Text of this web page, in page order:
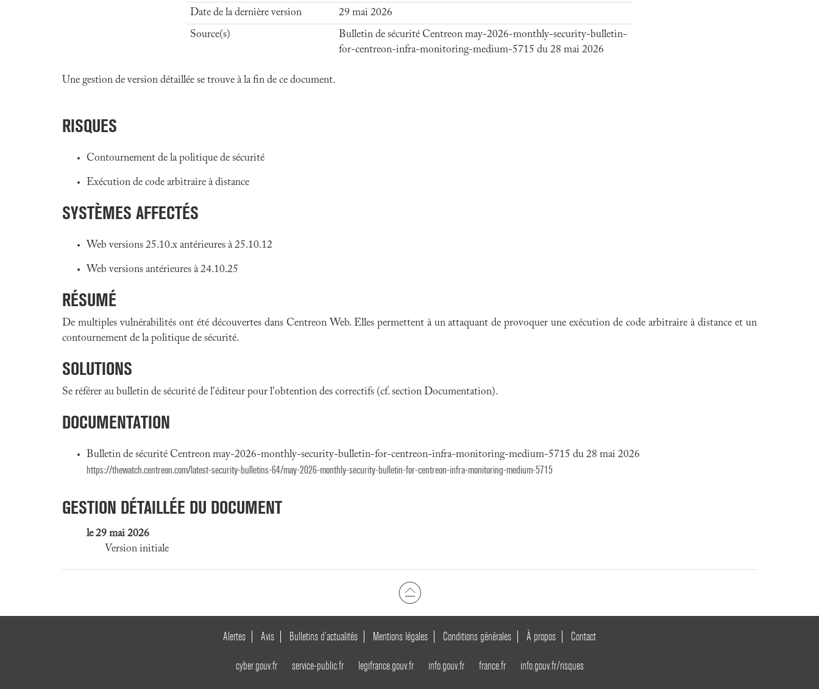
Date de la dernière version
29 mai 2026
Source(s)
Bulletin de sécurité Centreon may-2026-monthly-security-bulletin-
for-centreon-infra-monitoring-medium-5715 du 28 mai 2026
Une gestion de version détaillée se trouve à la fin de ce document.
RISQUES
Contournement de la politique de sécurité
Exécution de code arbitraire à distance
SYSTÈMES AFFECTÉS
Web versions 25.10.x antérieures à 25.10.12
Web versions antérieures à 24.10.25
RÉSUMÉ
De multiples vulnérabilités ont été découvertes dans Centreon Web. Elles permettent à un attaquant de provoquer une exécution de code arbitraire à distance et un
contournement de la politique de sécurité.
SOLUTIONS
Se référer au bulletin de sécurité de l'éditeur pour l'obtention des correctifs (cf. section Documentation).
DOCUMENTATION
Bulletin de sécurité Centreon may-2026-monthly-security-bulletin-for-centreon-infra-monitoring-medium-5715 du 28 mai 2026
https://thewatch.centreon.com/latest-security-bulletins-64/may-2026-monthly-security-bulletin-for-centreon-infra-monitoring-medium-5715
GESTION DÉTAILLÉE DU DOCUMENT
le 29 mai 2026
Version initiale
Alertes Avis Bulletins d’actualités Mentions légales Conditions générales À propos Contact
cyber.gouv.fr service-public.fr legifrance.gouv.fr info.gouv.fr france.fr info.gouv.fr/risques